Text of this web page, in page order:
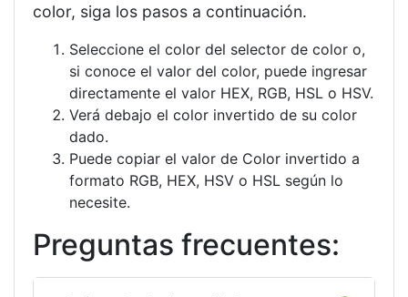
color, siga los pasos a continuación.
Seleccione el color del selector de color o,
si conoce el valor del color, puede ingresar
directamente el valor HEX, RGB, HSL o HSV.
Verá debajo el color invertido de su color
dado.
Puede copiar el valor de Color invertido a
formato RGB, HEX, HSV o HSL según lo
necesite.
Preguntas frecuentes: